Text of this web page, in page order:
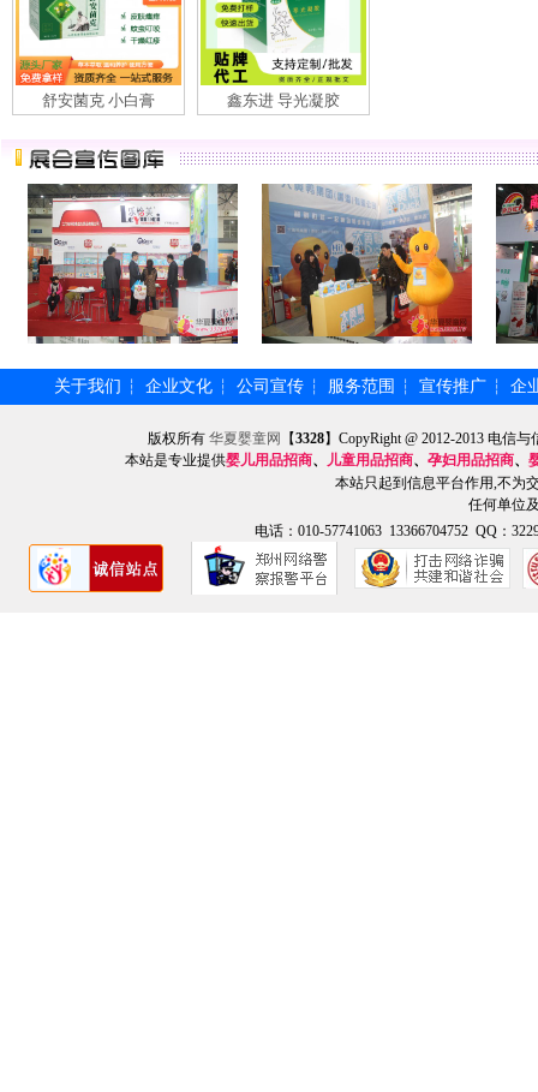
舒安菌克 小白膏 鑫东进 导光凝胶
关于我们 ┆ 企业文化 ┆ 公司宣传 ┆ 服务范围 ┆ 宣传推广 ┆ 企
版权所有华夏婴童网 【3328】CopyRight @ 2012-2013 电信
本站是专业提供婴儿用品招商、 儿童用品招商、 孕妇用品招商、
本站只起到信息平台作用,不为
任何单位
电话：010-57741063 13366704752 QQ：